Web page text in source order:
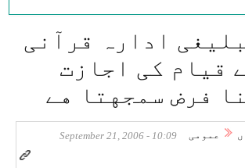
ادارہ قرآنی
قيام كی اجازت
فرض سمجهتا هے
عمومی 10:09 - September 21, 2006